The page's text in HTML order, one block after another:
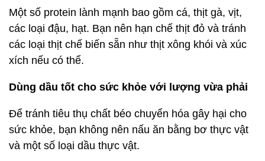
Một số protein lành mạnh bao gồm cá, thịt gà, vịt,
các loại đậu, hạt. Bạn nên hạn chế thịt đỏ và tránh
các loại thịt chế biến sẵn như thịt xông khói và xúc
xích nếu có thể.
Dùng dầu tốt cho sức khỏe với lượng vừa phải
Để tránh tiêu thụ chất béo chuyển hóa gây hại cho
sức khỏe, bạn không nên nấu ăn bằng bơ thực vật
và một số loại dầu thực vật.